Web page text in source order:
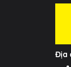
Địa